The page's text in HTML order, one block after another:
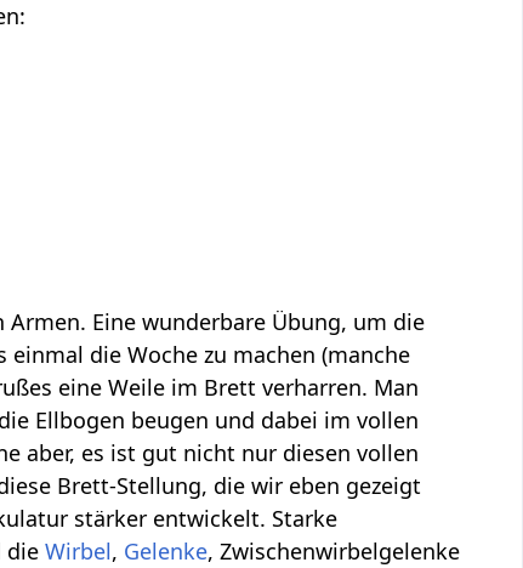
Eine wunderbare Übung, um die
einmal die Woche zu machen (manche
eine Weile im Brett verharren. Man
Ellbogen beugen und dabei im vollen
aber, es ist gut nicht nur diesen vollen
Brett-Stellung, die wir eben gezeigt
stärker entwickelt. Starke
dieWirbel, Gelenke, Zwischenwirbelgelenke